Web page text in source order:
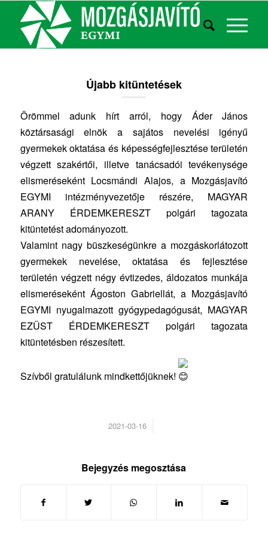
Újabb kitüntetések
Örömmel adunk hírt arról, hogy Áder János
köztársasági elnök a sajátos nevelési igényű
gyermekek oktatása és képességfejlesztése területén
végzett szakértői, illetve tanácsadói tevékenysége
elismeréseként Locsmándi Alajos, a Mozgásjavító
EGYMI intézményvezetője részére, MAGYAR
ARANY ÉRDEMKERESZT polgári tagozata
kitüntetést adományozott.
Valamint nagy büszkeségünkre a mozgáskorlátozott
gyermekek nevelése, oktatása és fejlesztése
területén végzett négy évtizedes, áldozatos munkája
elismeréseként Ágoston Gabriellát, a Mozgásjavító
EGYMI nyugalmazott gyógypedagógusát, MAGYAR
EZÜST ÉRDEMKERESZT polgári tagozata
kitüntetésben részesített.
Szívből gratulálunk mindkettőjüknek!
2021-03-16
/
Bejegyzés megosztása